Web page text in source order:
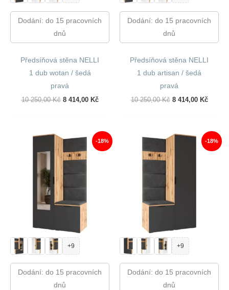
Dodání: do 15 pracovních
dnů
Předsíňová stěna NELLI
1 dub wotan / šedá
pravá
10 250,00Kč Původní
8 414,00 KčAktuální
414,00 Kč.
Dodání: do 15 pracovních
dnů
Předsíňová stěna NELLI
1 dub artisan / šedá
pravá
10 250,00Kč Původní
250,00 Kč.
8 414,00 Kč
-18%
+9
Dodání: do 15 pracovních
dnů
-18%
+9
Dodání: do 15 pracovních
dnů